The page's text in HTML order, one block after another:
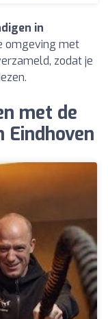
in
omgeving met
zodat je
met de
Eindhoven